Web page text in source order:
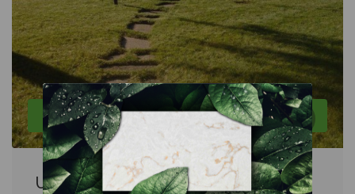
Интериорно озеленяване, Озеленяване, Поливни
системи, Проектиране
Unigarden